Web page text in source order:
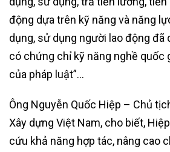
động dựa trên kỹ năng và năng
dụng, sử dụng người lao động đã
có chứng chỉ kỹ năng nghề quốc
của pháp luật”…
Ông Nguyễn Quốc Hiệp – Chủ
Xây dựng Việt Nam, cho biết,
cứu khả năng hợp tác, nâng cao